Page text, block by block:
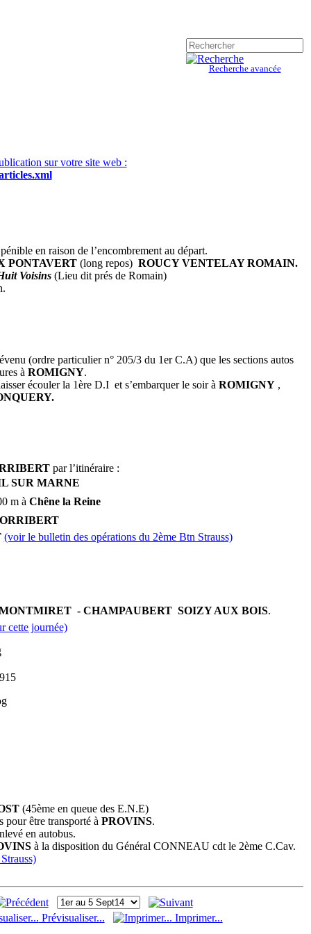
Recherche avancée
sur votre site web :
en raison de l’encombrement au départ.
PONTAVERT(long repos) ROUCY VENTELAY ROMAIN.
Voisins (Lieu dit prés de Romain)
(ordre particulier n° 205/3 du 1er C.A) que les sections autos
à ROMIGNY.
écouler la 1ère D.I et s’embarquer le soir à ROMIGNY,
par l’itinéraire :
SUR MARNE
m à Chêne la Reine
(voir le bulletin des opérations du 2ème Btn Strauss)
- CHAMPAUBERT  SOIZY AUX BOIS.
cette journée)
(45ème en queue des E.N.E)
pour être transporté à PROVINS.
en autobus.
à la disposition du Général CONNEAU cdt le 2ème C.Cav.
Prévisualiser... Imprimer...